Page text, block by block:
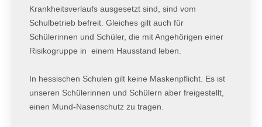
Krankheitsverlaufs ausgesetzt sind, sind vom
Schulbetrieb befreit. Gleiches gilt auch für
Schülerinnen und Schüler, die mit Angehörigen einer
Risikogruppe in einem Hausstand leben.
In hessischen Schulen gilt keine Maskenpflicht. Es ist
unseren Schülerinnen und Schülern aber freigestellt,
einen Mund-Nasenschutz zu tragen.